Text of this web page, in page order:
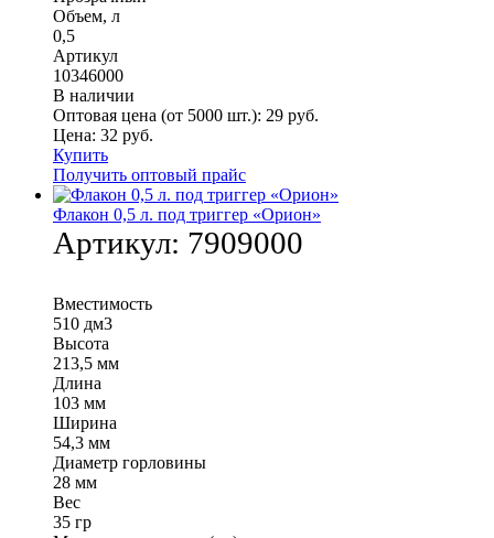
Объем, л
0,5
Артикул
10346000
В наличии
Оптовая цена (от 5000 шт.): 29 руб.
Цена: 32 руб.
Купить
Получить оптовый прайс
Флакон 0,5 л. под триггер «Орион»
Артикул: 7909000
Вместимость
510 дм3
Высота
213,5 мм
Длина
103 мм
Ширина
54,3 мм
Диаметр горловины
28 мм
Вес
35 гр